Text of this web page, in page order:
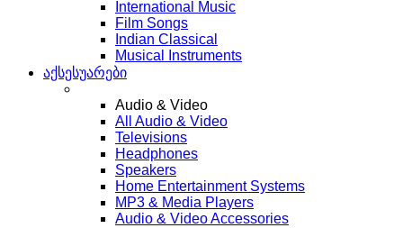
International Music
Film Songs
Indian Classical
Musical Instruments
აქსესუარები
Audio & Video
All Audio & Video
Televisions
Headphones
Speakers
Home Entertainment Systems
MP3 & Media Players
Audio & Video Accessories